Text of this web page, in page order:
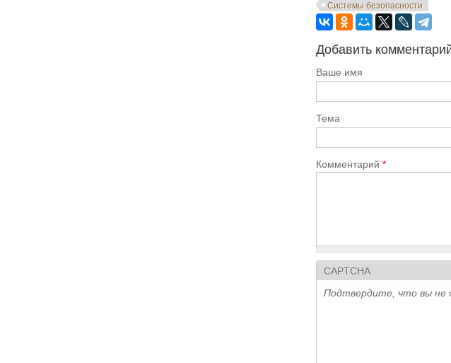
Системы безопасности
Добавить
Ваше имя
Тема
Комментарий*
CAPTCHA
Подтвердите, что вы не